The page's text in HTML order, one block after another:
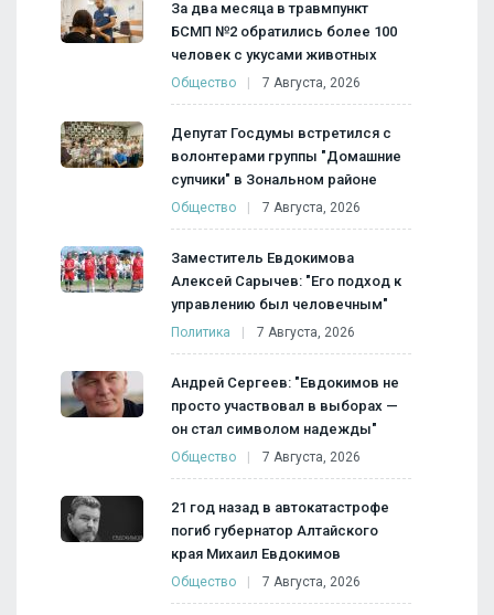
За два месяца в травмпункт
БСМП №2 обратились более 100
человек с укусами животных
Общество 7 Августа, 2026
Депутат Госдумы встретился с
волонтерами группы "Домашние
супчики" в Зональном районе
Общество 7 Августа, 2026
Заместитель Евдокимова
Алексей Сарычев: "Его подход к
управлению был человечным"
Политика 7 Августа, 2026
Андрей Сергеев: "Евдокимов не
просто участвовал в выборах —
он стал символом надежды"
Общество 7 Августа, 2026
21 год назад в автокатастрофе
погиб губернатор Алтайского
края Михаил Евдокимов
Общество 7 Августа, 2026